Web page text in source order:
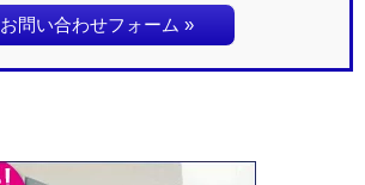
お問い合わせフォーム »